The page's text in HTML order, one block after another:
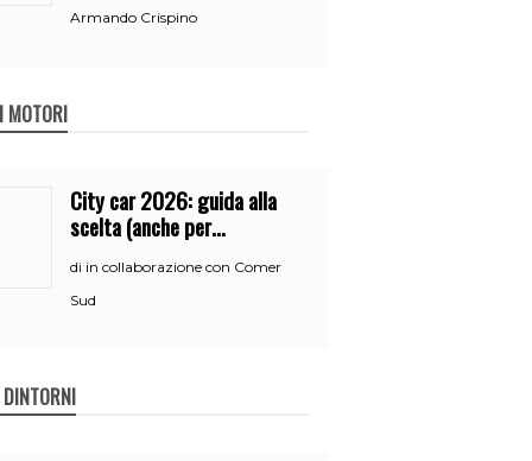
Armando Crispino
MOTORI
City car 2026: guida alla
scelta (anche per
neopatentati)
di in collaborazione con Comer
Sud